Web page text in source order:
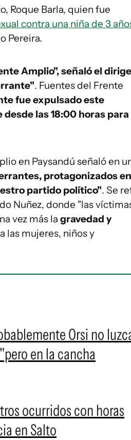
Roque Barla, quien fue
contra una niña de 3
Pereira.
Amplio", señaló el
. Fuentes del Frente
fue expulsado este
las 18:00 horas para
en Paysandú señaló en
protagonizados en
partido político". Se
Nuñez, donde "las
vez más la gravedad y
las mujeres, niños y
Orsi no
en la cancha
ocurridos con horas
en Salto